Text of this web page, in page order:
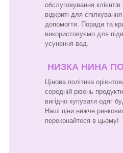
обслуговування клієнтів
відкриті для
допомогти. Поради та
використовуємо для
усунення вад.
НИЗКА НИНА
Цінова політика
середній рівень
вигідно купувати одяг
Наші ціни нижче
переконайтеся в цьому!